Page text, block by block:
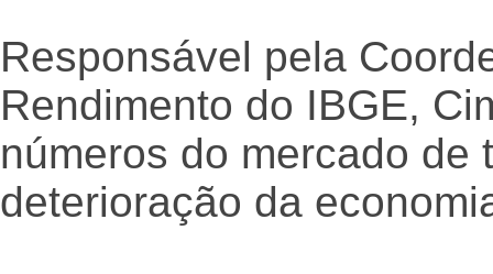
Responsável pela
Rendimento do IBGE,
números do mercado de
deterioração da